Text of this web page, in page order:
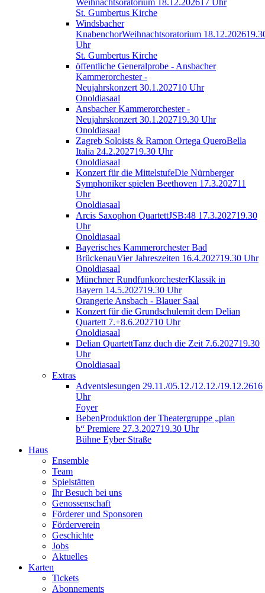
Weihnachtsoratorium 18.12.202617 Uhr
St. Gumbertus Kirche
Windsbacher
KnabenchorWeihnachtsoratorium 18.12.2026
Uhr
St. Gumbertus Kirche
öffentliche Generalprobe - Ansbacher
Kammerorchester -
Neujahrskonzert 30.1.202710 Uhr
Onoldiasaal
Ansbacher Kammerorchester -
Neujahrskonzert 30.1.202719.30 Uhr
Onoldiasaal
Zagreb Soloists & Ramon Ortega QueroBella
Italia 24.2.202719.30 Uhr
Onoldiasaal
Konzert für die MittelstufeDie Nürnberger
Symphoniker spielen Beethoven 17.3.202711
Uhr
Onoldiasaal
Arcis Saxophon QuartettJSB:48 17.3.202719.30
Uhr
Onoldiasaal
Bayerisches Kammerorchester Bad
BrückenauVier Jahreszeiten 16.4.202719.30 Uhr
Onoldiasaal
Münchner RundfunkorchesterKlassik in
Bayern 14.5.202719.30 Uhr
Orangerie Ansbach - Blauer Saal
Konzert für die Grundschulemit dem Delian
Quartett 7.+8.6.202710 Uhr
Onoldiasaal
Delian QuartettTanz duch die Zeit 7.6.202719.30
Uhr
Onoldiasaal
Extras
Adventslesungen 29.11./05.12./12.12./19.12.2616
Uhr
Foyer
BebenProduktion der Theatergruppe „plan
b“ Premiere 27.3.202719.30 Uhr
Bühne Eyber Straße
Haus
Ensemble
Team
Spielstätten
Ihr Besuch bei uns
Genossenschaft
Förderer und Sponsoren
Förderverein
Geschichte
Jobs
Aktuelles
Karten
Tickets
Abonnements